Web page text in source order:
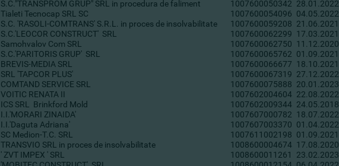
S.C."TRANSPROM GRUP" SRL in procedura de faliment 1007600050342 28.01.2022
Tialeti Tecnocap SRL SC 1007600054096 04.05.2022
S.C. 'RASOLI-COMTRANS' S.R.L. in proces de insolvabilitate 1007600059208 21.06.2021
S.C.'LEOCOR CONSTRUCT' SRL 1007600062299 17.03.2021
Samohvalov Com SRL 1007600062750 11.12.2020
S.C.'PARITORIS GRUP' SRL 1007600065762 01.09.2021
BREVIS-MEDIA SRL 1007600066677 18.10.2021
SRL 'TAPCOR PLUS' 1007600067319 27.12.2022
COMTAND SERVICE SRL 1007600075888 20.01.2023
VOITIC RENATA II 1007602004604 22.08.2022
ICS SRL Brinkford Mold 1007602009344 24.05.2018
I.I.'MORARI ZINAIDA' 1007607000782 18.07.2022
I.I.'Daguta Adriana' 1007607003370 01.04.2022
SC Medion-T.C. SRL 1007611002198 01.09.2021
TRANSVIO SRL in proces de insolvabilitate 1008600004674 17.08.2020
' ZVT IMPEX ' SRL 1008600011261
23.02.2023